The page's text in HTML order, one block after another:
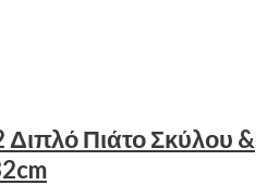
Διπλό Πιάτο Σκύλου &